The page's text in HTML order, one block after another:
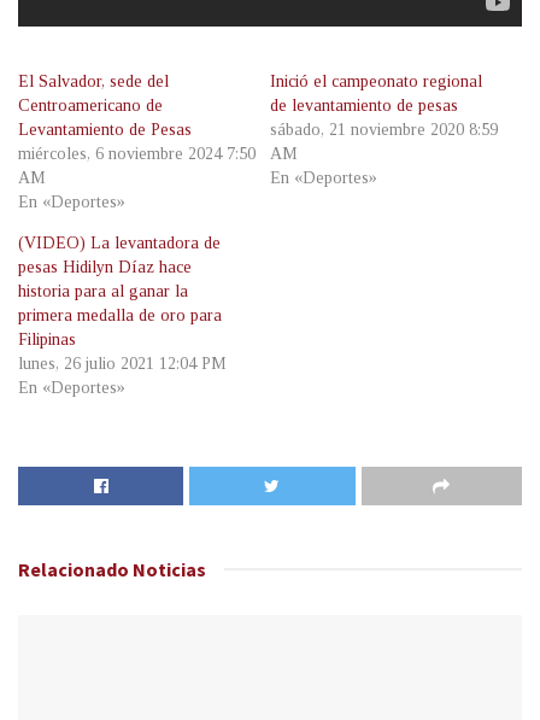
El Salvador, sede del
Centroamericano de
Levantamiento de Pesas
miércoles, 6 noviembre 2024 7:50
AM
En «Deportes»
Inició el campeonato regional
de levantamiento de pesas
sábado, 21 noviembre 2020 8:59
AM
En «Deportes»
(VIDEO) La levantadora de
pesas Hidilyn Díaz hace
historia para al ganar la
primera medalla de oro para
Filipinas
lunes, 26 julio 2021 12:04 PM
En «Deportes»
Relacionado Noticias